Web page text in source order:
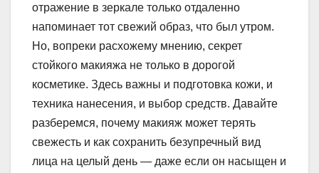
отражение в зеркале только отдаленно
напоминает тот свежий образ, что был утром.
Но, вопреки расхожему мнению, секрет
стойкого макияжа не только в дорогой
косметике. Здесь важны и подготовка кожи, и
техника нанесения, и выбор средств. Давайте
разберемся, почему макияж может терять
свежесть и как сохранить безупречный вид
лица на целый день — даже если он насыщен и